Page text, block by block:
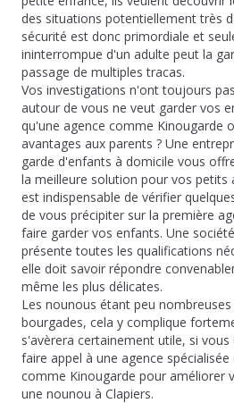
des situations potentiellement très
sécurité est donc primordiale et
ininterrompue d'un adulte peut la
passage de multiples tracas.
Vos investigations n'ont toujours
autour de vous ne veut garder vos
qu'une agence comme Kinougarde
avantages aux parents ? Une
garde d'enfants à domicile vous
la meilleure solution pour vos petits
est indispensable de vérifier
de vous précipiter sur la première
faire garder vos enfants. Une
présente toutes les qualifications
elle doit savoir répondre
même les plus délicates.
Les nounous étant peu
bourgades, cela y complique
s'avèrera certainement utile, si vous
faire appel à une agence
comme Kinougarde pour améliorer
une nounou à Clapiers.